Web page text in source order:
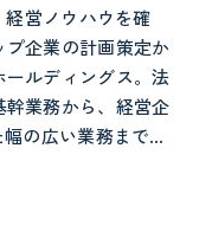
営ノウハウを確
企業の計画策定か
ルディングス。法
業務から、経営企
の広い業務まで受